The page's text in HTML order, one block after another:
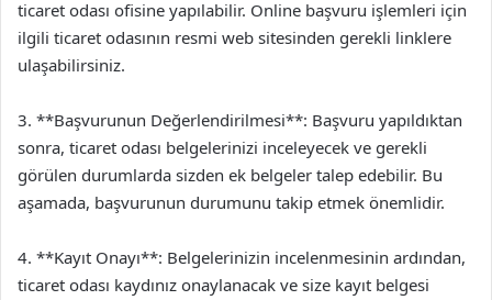
ticaret odası ofisine yapılabilir. Online başvuru işlemleri için
ilgili ticaret odasının resmi web sitesinden gerekli linklere
ulaşabilirsiniz.
3. **Başvurunun Değerlendirilmesi**: Başvuru yapıldıktan
sonra, ticaret odası belgelerinizi inceleyecek ve gerekli
görülen durumlarda sizden ek belgeler talep edebilir. Bu
aşamada, başvurunun durumunu takip etmek önemlidir.
4. **Kayıt Onayı**: Belgelerinizin incelenmesinin ardından,
ticaret odası kaydınız onaylanacak ve size kayıt belgesi